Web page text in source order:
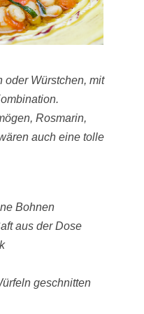
oder Würstchen, mit
Rosmarin,
auch eine tolle
Bohnen
aus der Dose
geschnitten